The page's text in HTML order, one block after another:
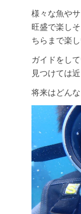
様々な魚や
旺盛で楽し
ちらまで楽
ガイドをし
見つけては
将来はどん